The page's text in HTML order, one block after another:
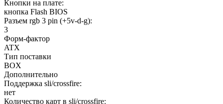
Кнопки на плате:
кнопка Flash BIOS
Разъем rgb 3 pin (+5v-d-g):
3
Форм-фактор
ATX
Тип поставки
BOX
Дополнительно
Поддержка sli/crossfire:
нет
Количество карт в sli/crossfire: